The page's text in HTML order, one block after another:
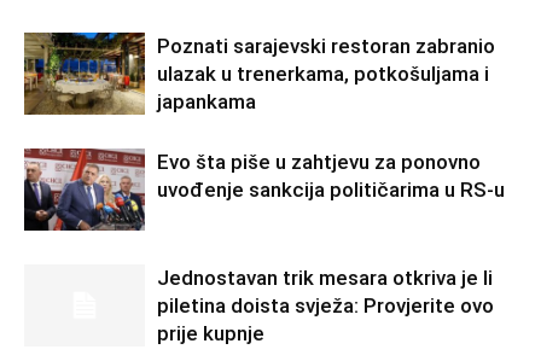
Poznati sarajevski restoran zabranio
ulazak u trenerkama, potkošuljama i
japankama
Evo šta piše u zahtjevu za ponovno
uvođenje sankcija političarima u RS-u
Jednostavan trik mesara otkriva je li
piletina doista svježa: Provjerite ovo
prije kupnje